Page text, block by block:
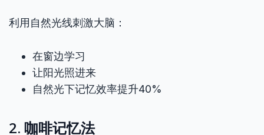
利用自然光线刺激大脑：
在窗边学习
让阳光照进来
自然光下记忆效率提升40%
2. 咖啡记忆法